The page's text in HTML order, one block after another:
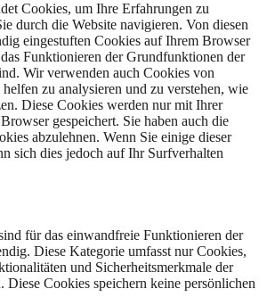
Cookies, um Ihre Erfahrungen zu
durch die Website navigieren. Von diesen
eingestuften Cookies auf Ihrem Browser
Funktionieren der Grundfunktionen der
Wir verwenden auch Cookies von
zu analysieren und zu verstehen, wie
Diese Cookies werden nur mit Ihrer
gespeichert. Sie haben auch die
abzulehnen. Wenn Sie einige dieser
sich dies jedoch auf Ihr Surfverhalten
für das einwandfreie Funktionieren der
Diese Kategorie umfasst nur Cookies,
und Sicherheitsmerkmale der
Diese Cookies speichern keine persönlichen